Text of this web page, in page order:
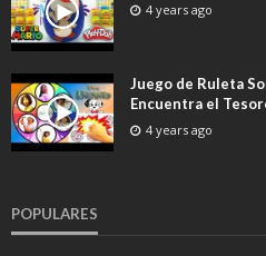
4 years ago
Juego de Ruleta
Encuentra el
4 years ago
POPULARES